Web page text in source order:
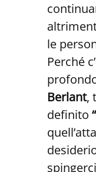
le
Perché
Berlant,
definito